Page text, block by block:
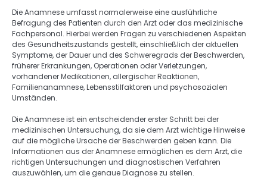
Die Anamnese umfasst normalerweise eine ausführliche
Befragung des Patienten durch den Arzt oder das medizinische
Fachpersonal. Hierbei werden Fragen zu verschiedenen Aspekten
des Gesundheitszustands gestellt, einschließlich der aktuellen
Symptome, der Dauer und des Schweregrads der Beschwerden,
früherer Erkrankungen, Operationen oder Verletzungen,
vorhandener Medikationen, allergischer Reaktionen,
Familienanamnese, Lebensstilfaktoren und psychosozialen
Umständen.
Die Anamnese ist ein entscheidender erster Schritt bei der
medizinischen Untersuchung, da sie dem Arzt wichtige Hinweise
auf die mögliche Ursache der Beschwerden geben kann. Die
Informationen aus der Anamnese ermöglichen es dem Arzt, die
richtigen Untersuchungen und diagnostischen Verfahren
auszuwählen, um die genaue Diagnose zu stellen.